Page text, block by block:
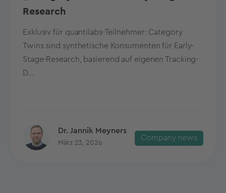
Research
Exklusiv für quantilabs-Teilnehmer: Category
Twins sind synthetische Konsumenten für Early-
Stage-Research, basierend auf eigenen Tracking-
D...
Dr. Jannik Meyners
März 23, 2026
Company news